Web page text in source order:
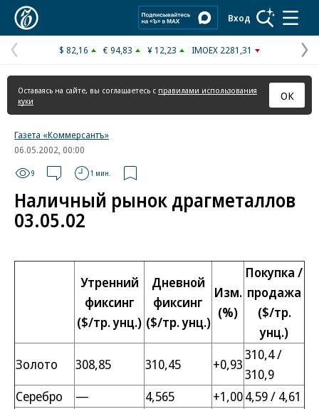
Вход
Предыдущая
страница
$ 82,16 € 94,83 ¥ 12,23 IMOEX 2281,31
Оставаясь на сайте, вы соглашаетесь с правилами использования
куки
ОК
Газета «Коммерсантъ»
06.05.2002, 00:00
9 1 мин.
Наличный рынок драгметаллов
03.05.02
Утренний
фиксинг
($/тр. унц.)
Дневной
фиксинг
($/тр. унц.)
Изм.
(%)
Покупка /
продажа
($/тр.
унц.)
Золото
308,85 310,45 +0,93
310,4 /
310,9
Серебро
— 4,565 +1,004,59 / 4,61